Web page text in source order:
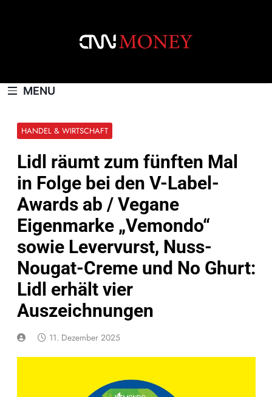
MENU
HANDEL & WIRTSCHAFT
Lidl räumt zum fünften Mal
in Folge bei den V-Label-
Awards ab / Vegane
Eigenmarke „Vemondo“
sowie Levervurst, Nuss-
Nougat-Creme und No Ghurt:
Lidl erhält vier
Auszeichnungen
11. Dezember 2025